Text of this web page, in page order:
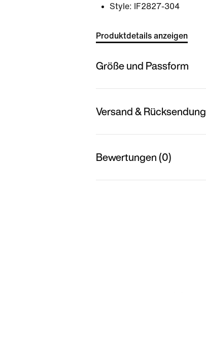
Style:
IF2827-304
Produktdetails anzeigen
Größe und Passform
Versand & Rücksendung
Bewertungen (0)